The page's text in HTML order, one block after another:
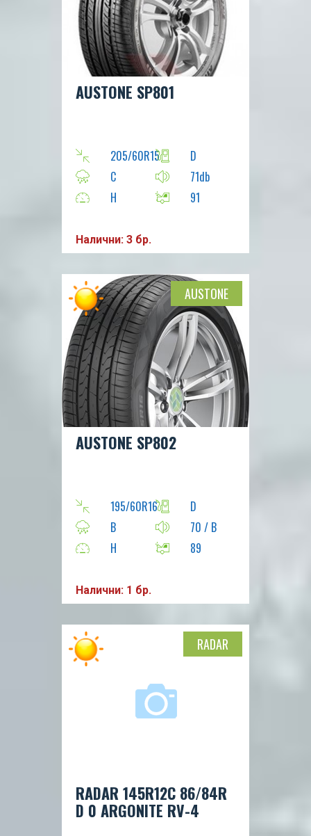
AUSTONE SP801
205/60R15
D
C
71db
H
91
Налични: 3 бр.
AUSTONE SP802
195/60R16
D
B
70 / B
H
89
Налични: 1 бр.
AUSTONE
RADAR 145R12C 86/84R
D 0 ARGONITE RV-4
RADAR